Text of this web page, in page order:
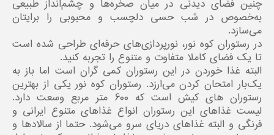
چنین فضای دیدنی در میان صخره‌ها و چشم‌انداز طبیعی
به‌خصوص در شب حسی دلچسب و محبوبی را برایتان
می‌سازد.
در رستوران کوه نور، نورپردازی‌های حرفه‌ای طراحی شده است
تا یک فضای کاملا متفاوت و متنوع را تجربه کنید.
البته غذا خوردن در این رستوران کمی گران است اما باز به
یک‌بار امتحان کردن می‌ارزد. رستوران کوه نور یکی از بهترین
رستوران های کیش است که ۶۰۰ متر مربع وسعت دارد.
لیست غذاهای این رستوران انواع غذاهای متنوع ایرانی و
فرنگی و البته غذاهای دریای سرو می‌شود. حتما از سالاد‌ها و